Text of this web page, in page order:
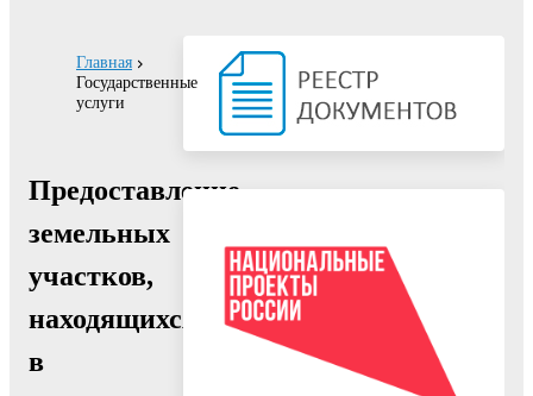
Главная
Государственные
услуги
Предоставление
земельных
участков,
находящихся
в